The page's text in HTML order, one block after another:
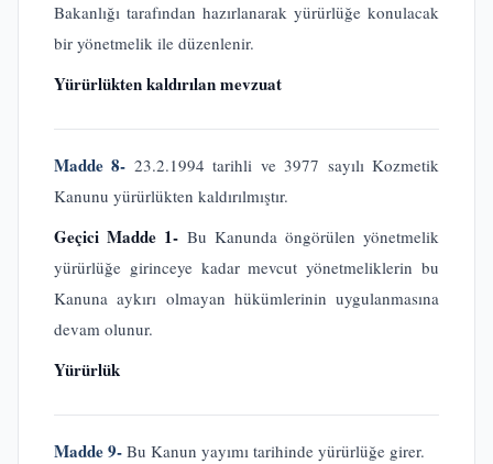
Bakanlığı tarafından hazırlanarak yürürlüğe konulacak
bir yönetmelik ile düzenlenir.
Yürürlükten kaldırılan mevzuat
Madde 8- 23.2.1994 tarihli ve 3977 sayılı Kozmetik
Kanunu yürürlükten kaldırılmıştır.
Geçici Madde 1- Bu Kanunda öngörülen yönetmelik
yürürlüğe girinceye kadar mevcut yönetmeliklerin bu
Kanuna aykırı olmayan hükümlerinin uygulanmasına
devam olunur.
Yürürlük
Madde 9- Bu Kanun yayımı tarihinde yürürlüğe girer.